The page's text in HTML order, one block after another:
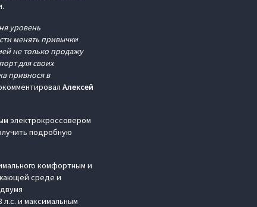
уровень
менять привычки
не только продажу
для своих
привнося в
Алексей
электрокроссовером
подробную
комфортным и
среде и
и максимальным